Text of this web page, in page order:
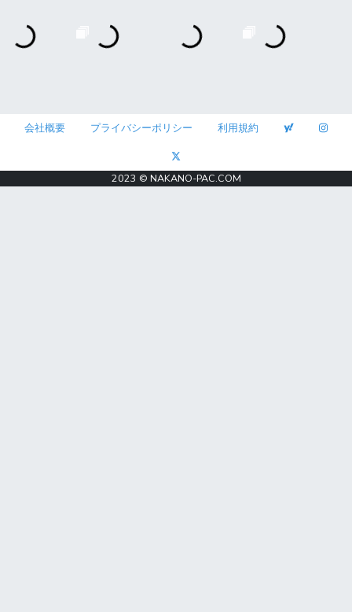
会社概要 プライバシーポリシー 利用規約
2023 © NAKANO-PAC.COM